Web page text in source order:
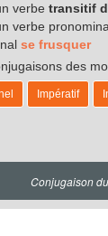
verbe transitif
verbe
se frusquer
des
Impératif
Conjugaison